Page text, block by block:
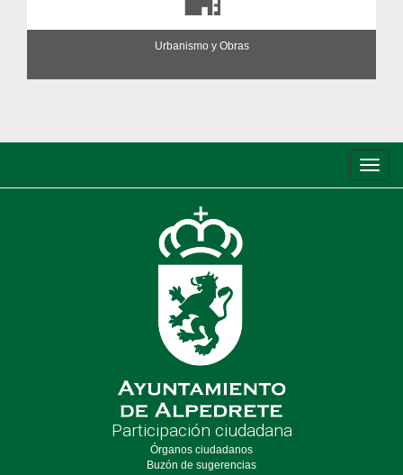
Urbanismo y Obras
de
Participación ciudadana
Órganos ciudadanos
Buzón de sugerencias